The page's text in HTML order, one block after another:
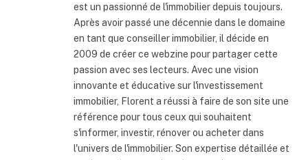
est un passionné de l'immobilier depuis toujours.
Après avoir passé une décennie dans le domaine
en tant que conseiller immobilier, il décide en
2009 de créer ce webzine pour partager cette
passion avec ses lecteurs. Avec une vision
innovante et éducative sur l'investissement
immobilier, Florent a réussi à faire de son site une
référence pour tous ceux qui souhaitent
s'informer, investir, rénover ou acheter dans
l'univers de l'immobilier. Son expertise détaillée et